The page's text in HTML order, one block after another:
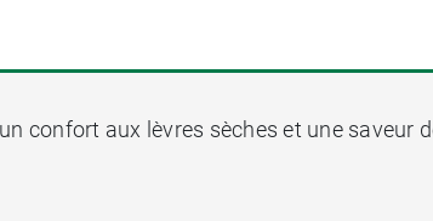
confort aux lèvres sèches et une saveur